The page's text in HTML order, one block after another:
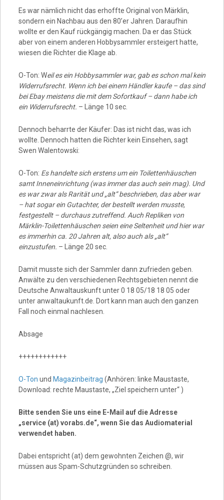
Es war nämlich nicht das erhoffte Original von Märklin,
sondern ein Nachbau aus den 80’er Jahren. Daraufhin
wollte er den Kauf rückgängig machen. Da er das Stück
aber von einem anderen Hobbysammler ersteigert hatte,
wiesen die Richter die Klage ab.
O-Ton: Weil es ein Hobbysammler war, gab es schon mal kein
Widerrufsrecht. Wenn ich bei einem Händler kaufe – das sind
bei Ebay meistens die mit dem Sofortkauf – dann habe ich
ein Widerrufsrecht. – Länge 10 sec.
Dennoch beharrte der Käufer: Das ist nicht das, was ich
wollte. Dennoch hatten die Richter kein Einsehen, sagt
Swen Walentowski:
O-Ton: Es handelte sich erstens um ein Toilettenhäuschen
samt Inneneinrichtung (was immer das auch sein mag). Und
es war zwar als Rarität und „alt“ beschrieben, das aber war
– hat sogar ein Gutachter, der bestellt werden musste,
festgestellt – durchaus zutreffend. Auch Repliken von
Märklin-Toilettenhäuschen seien eine Seltenheit und hier war
es immerhin ca. 20 Jahren alt, also auch als „alt“
einzustufen. – Länge 20 sec.
Damit musste sich der Sammler dann zufrieden geben.
Anwälte zu den verschiedenen Rechtsgebieten nennt die
Deutsche Anwaltauskunft unter 0 18 05/18 18 05 oder
unter anwaltaukunft.de. Dort kann man auch den ganzen
Fall noch einmal nachlesen.
Absage
++++++++++++
O-Ton und Magazinbeitrag (Anhören: linke Maustaste,
Download: rechte Maustaste, „Ziel speichern unter“ )
Bitte senden Sie uns eine E-Mail auf die Adresse
„service (at) vorabs.de“, wenn Sie das Audiomaterial
verwendet haben.
Dabei entspricht (at) dem gewohnten Zeichen @, wir
müssen aus Spam-Schutzgründen so schreiben.